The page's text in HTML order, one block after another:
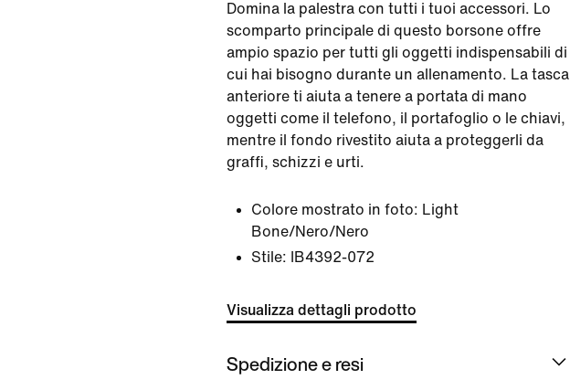
Domina la palestra con tutti i tuoi accessori. Lo
scomparto principale di questo borsone offre
ampio spazio per tutti gli oggetti indispensabili di
cui hai bisogno durante un allenamento. La tasca
anteriore ti aiuta a tenere a portata di mano
oggetti come il telefono, il portafoglio o le chiavi,
mentre il fondo rivestito aiuta a proteggerli da
graffi, schizzi e urti.
Colore mostrato in foto: Light
Bone/Nero/Nero
Stile:
IB4392-072
Visualizza dettagli prodotto
Spedizione e resi